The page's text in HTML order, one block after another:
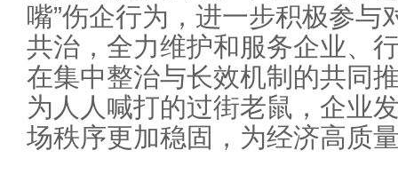
嘴”伤企行为，进一步积极参与
共治，全力维护和服务企业、
在集中整治与长效机制的共同
为人人喊打的过街老鼠，企业
场秩序更加稳固，为经济高质